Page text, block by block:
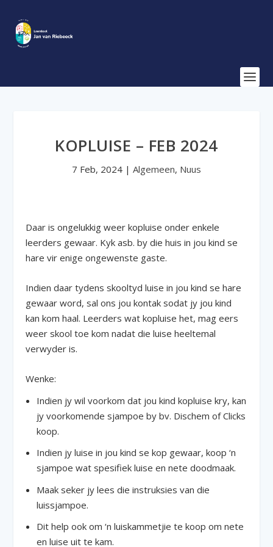
KOPLUISE – FEB 2024
7 Feb, 2024 | Algemeen, Nuus
Daar is ongelukkig weer kopluise onder enkele
leerders gewaar. Kyk asb. by die huis in jou kind se
hare vir enige ongewenste gaste.
Indien daar tydens skooltyd luise in jou kind se hare
gewaar word, sal ons jou kontak sodat jy jou kind
kan kom haal. Leerders wat kopluise het, mag eers
weer skool toe kom nadat die luise heeltemal
verwyder is.
Wenke:
Indien jy wil voorkom dat jou kind kopluise kry, kan
jy voorkomende sjampoe by bv. Dischem of Clicks
koop.
Indien jy luise in jou kind se kop gewaar, koop ‘n
sjampoe wat spesifiek luise en nete doodmaak.
Maak seker jy lees die instruksies van die
luissjampoe.
Dit help ook om ‘n luiskammetjie te koop om nete
en luise uit te kam.